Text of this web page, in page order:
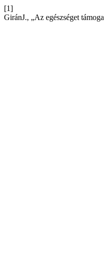
[1]
GiránJ., „Az egészséget